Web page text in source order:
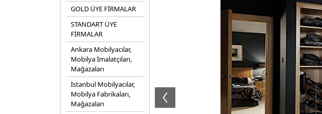
GOLD ÜYE FİRMALAR
STANDART ÜYE
FİRMALAR
Ankara Mobilyacılar,
Mobilya İmalatçıları,
Mağazaları
İstanbul Mobilyacılar,
Mobilya Fabrikaları,
Mağazaları